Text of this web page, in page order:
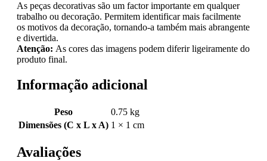
As peças decorativas são um factor importante em qualquer
trabalho ou decoração. Permitem identificar mais facilmente
os motivos da decoração, tornando-a também mais abrangente
e divertida.
Atenção: As cores das imagens podem diferir ligeiramente do
produto final.
Informação adicional
Peso
0.75 kg
Dimensões (C x L x A) 1 × 1 cm
Avaliações